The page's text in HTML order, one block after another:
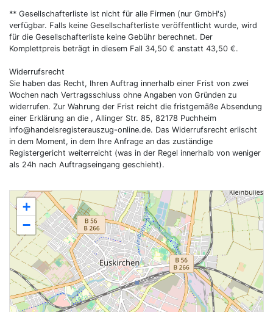
+
−
** Gesellschafterliste ist nicht für alle Firmen (nur GmbH's)
verfügbar. Falls keine Gesellschafterliste veröffentlicht wurde, wird
für die Gesellschafterliste keine Gebühr berechnet. Der
Komplettpreis beträgt in diesem Fall 34,50 € anstatt 43,50 €.
Widerrufsrecht
Sie haben das Recht, Ihren Auftrag innerhalb einer Frist von zwei
Wochen nach Vertragsschluss ohne Angaben von Gründen zu
widerrufen. Zur Wahrung der Frist reicht die fristgemäße Absendung
einer Erklärung an die , Allinger Str. 85, 82178 Puchheim
info@handelsregisterauszug-online.de. Das Widerrufsrecht erlischt
in dem Moment, in dem Ihre Anfrage an das zuständige
Registergericht weiterreicht (was in der Regel innerhalb von weniger
als 24h nach Auftragseingang geschieht).